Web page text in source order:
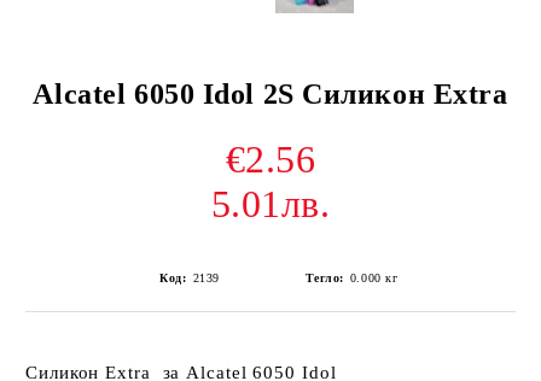
Alcatel 6050 Idol 2S Силикон Extra
€2.56
5.01лв.
Код: 2139 Тегло: 0.000 кг
Силикон Extra за Alcatel 6050 Idol